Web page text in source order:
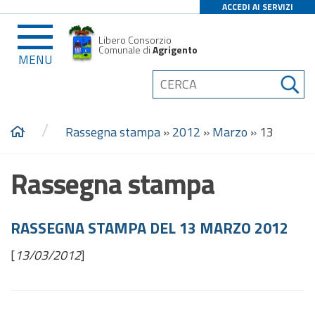
ACCEDI AI SERVIZI
MENU
Libero Consorzio
Comunale diAgrigento
/ Rassegna stampa»2012 »Marzo » 13
Rassegna stampa
RASSEGNA STAMPA DEL 13 MARZO 2012
[13/03/2012]